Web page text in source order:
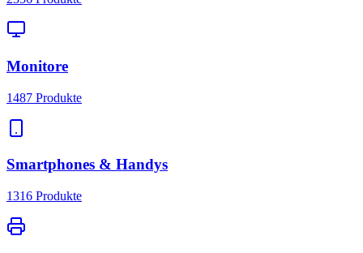
Monitore
1487 Produkte
Smartphones & Handys
1316 Produkte